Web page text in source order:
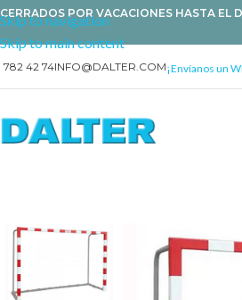
Skip to navigation
Skip to main content
CERRADOS POR VACACIONES HASTA EL
782 42 74INFO@DALTER.COM¡Envíanos un